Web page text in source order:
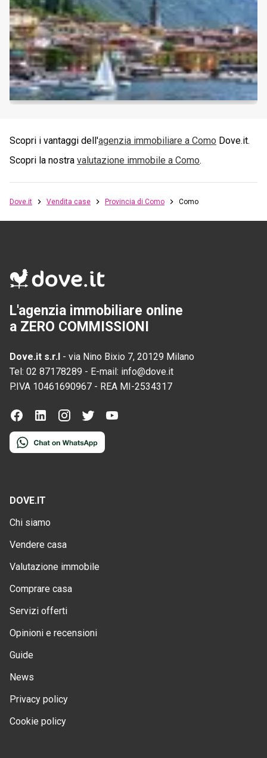
Scopri i vantaggi dell'agenzia immobiliare a Como Dove.it.
Scopri la nostra valutazione immobile a Como.
Dove.it Vendita case Provincia di Como Como
L'agenzia immobiliare online
a ZERO COMMISSIONI
Dove.it s.r.l - via Nino Bixio 7, 20129 Milano
Tel: 02 87178289 - E-mail: info@dove.it
P.IVA 10461690967 - REA MI-2534317
DOVE.IT
Chi siamo
Vendere casa
Valutazione immobile
Comprare casa
Servizi offerti
Opinioni e recensioni
Guide
News
Privacy policy
Cookie policy